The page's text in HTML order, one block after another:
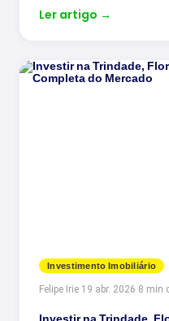
Ler artigo →
Investimento Imobiliário
Felipe Irie·19 abr. 2026·8 min